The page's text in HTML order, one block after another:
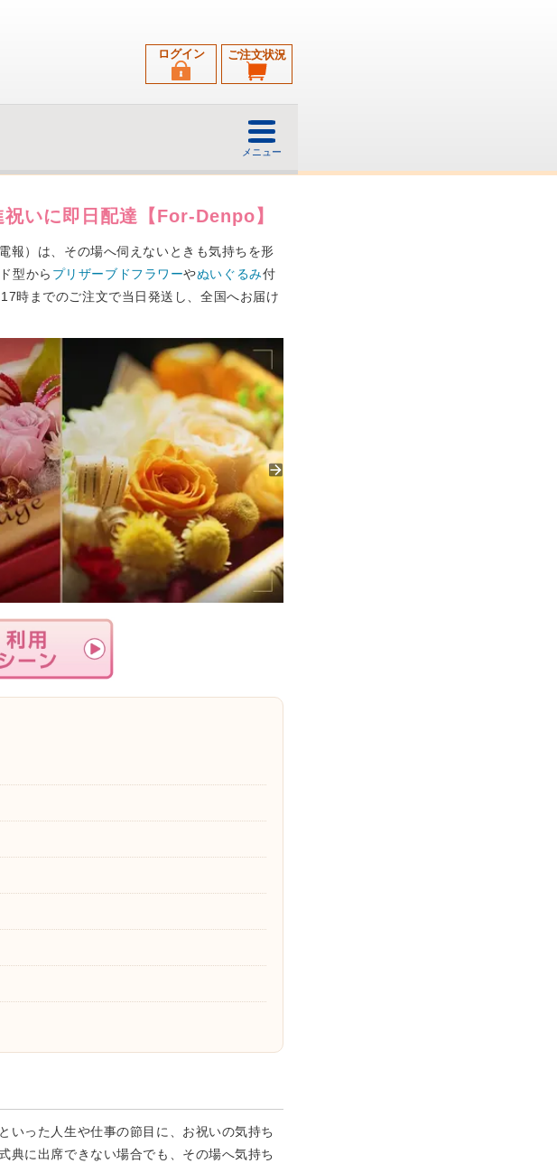
ご注文状況
ログイン
メニュー
いに即日配達【For-Denpo】
）は、その場へ伺えないときも気持ちを形
型から プリザーブドフラワーやぬいぐるみ付
時までのご注文で当日発送し、全国へお届け
いった人生や仕事の節目に、お祝いの気持ち
典に出席できない場合でも、その場へ気持ち